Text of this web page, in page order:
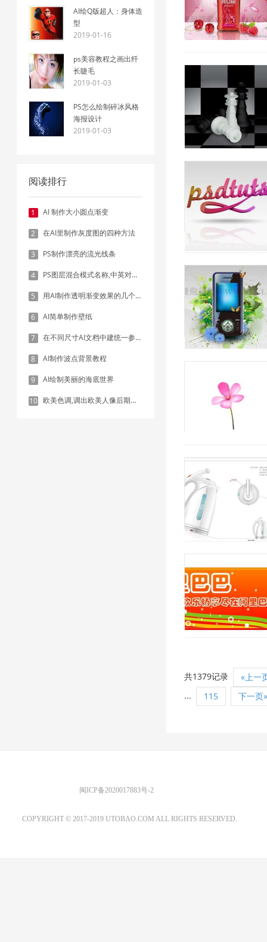
AI绘Q版超人：身体造
型
2019-01-16
ps美容教程之画出纤
长睫毛
2019-01-03
PS怎么绘制碎冰风格
海报设计
2019-01-03
阅读排行
1 AI 制作大小圆点渐变
2 在AI里制作灰度图的四种方法
3 PS制作漂亮的流光线条
4 PS图层混合模式名称,中英对照表
5 用AI制作透明渐变效果的几个方法
6 AI简单制作壁纸
7 在不同尺寸AI文档中建统一参考线 - 方法1：对齐和分布
8 AI制作波点背景教程
9 AI绘制美丽的海底世界
10 欧美色调,调出欧美人像后期色调实例
2019/1/16 14:23:57
共1379记录
«上一
...
115 下一页»
闽ICP备2020017883号-2
COPYRIGHT © 2017-2019 UTOBAO.COM ALL RIGHTS RESERVED.